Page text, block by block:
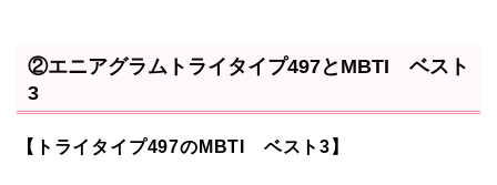
②エニアグラムトライタイプ497とMBTI ベスト
3
【トライタイプ497のMBTI ベスト3】